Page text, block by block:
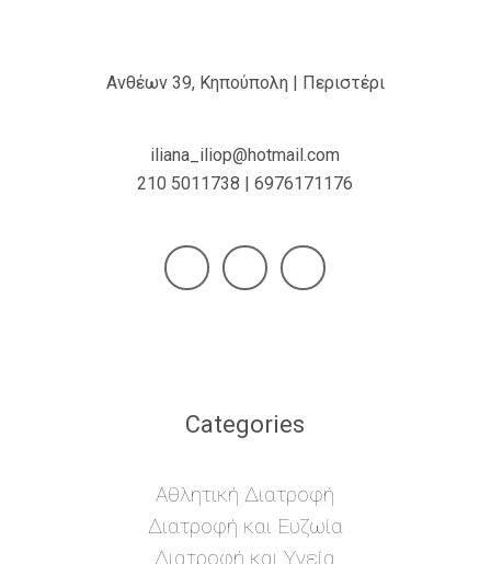
Ανθέων 39, Κηπούπολη | Περιστέρι
iliana_iliop@hotmail.com
210 5011738 | 6976171176
Categories
Αθλητική Διατροφή
Διατροφή και Ευζωία
Διατροφή και Υγεία